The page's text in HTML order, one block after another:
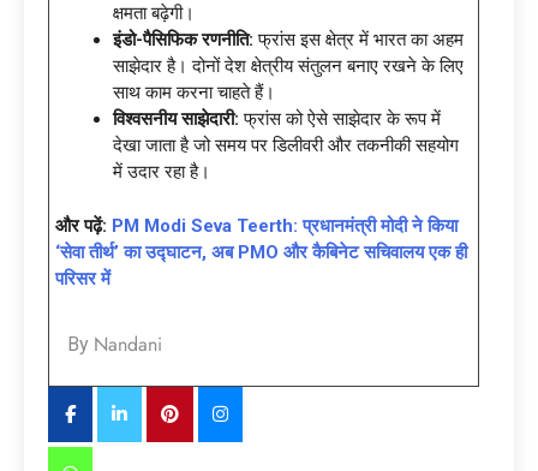
क्षमता बढ़ेगी।
इंडो-पैसिफिक रणनीति: फ्रांस इस क्षेत्र में भारत का अहम
साझेदार है। दोनों देश क्षेत्रीय संतुलन बनाए रखने के लिए
साथ काम करना चाहते हैं।
विश्वसनीय साझेदारी: फ्रांस को ऐसे साझेदार के रूप में
देखा जाता है जो समय पर डिलीवरी और तकनीकी सहयोग
में उदार रहा है।
और पढ़ें: PM Modi Seva Teerth: प्रधानमंत्री मोदी ने किया
‘सेवा तीर्थ’ का उद्घाटन, अब PMO और कैबिनेट सचिवालय एक ही
परिसर में
By Nandani